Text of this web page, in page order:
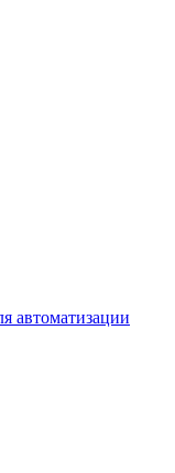
автоматизации